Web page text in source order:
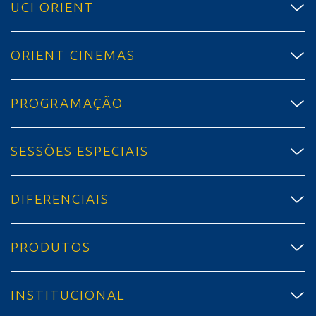
UCI ORIENT
ORIENT CINEMAS
PROGRAMAÇÃO
SESSÕES ESPECIAIS
DIFERENCIAIS
PRODUTOS
INSTITUCIONAL